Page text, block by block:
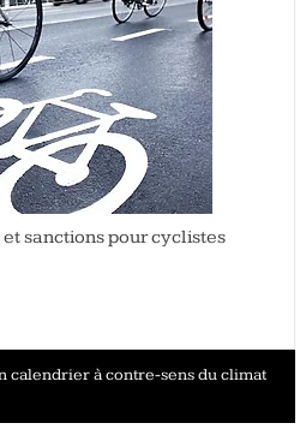
sanctions pour cyclistes
calendrier à contre-sens du climat